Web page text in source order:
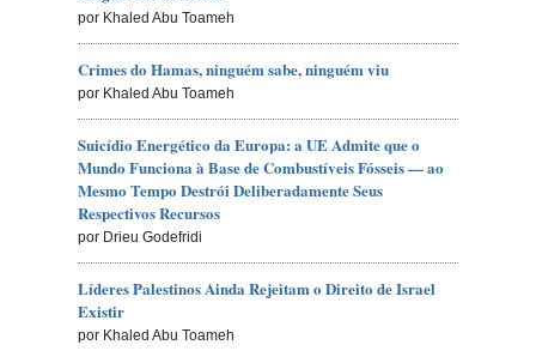
por Khaled Abu Toameh
Crimes do Hamas, ninguém sabe, ninguém viu
por Khaled Abu Toameh
Suicídio Energético da Europa: a UE Admite que o
Mundo Funciona à Base de Combustíveis Fósseis — ao
Mesmo Tempo Destrói Deliberadamente Seus
Respectivos Recursos
por Drieu Godefridi
Líderes Palestinos Ainda Rejeitam o Direito de Israel
Existir
por Khaled Abu Toameh